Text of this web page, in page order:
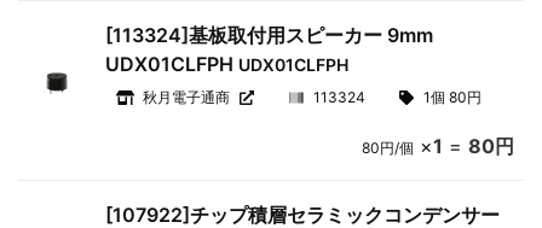
[113324]基板取付用スピーカー 9mm
UDX01CLFPH UDX01CLFPH
秋月電子通商 113324 1個 80円
80円/個 ×1 = 80円
[107922]チップ積層セラミックコンデンサー